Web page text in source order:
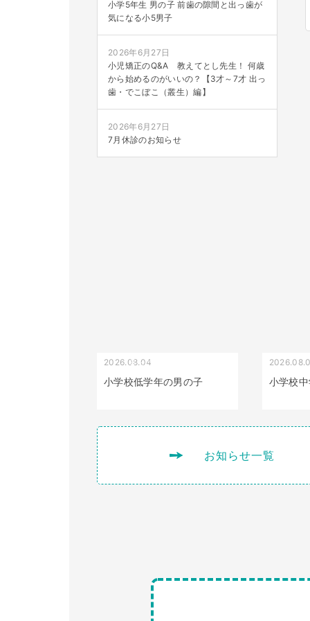
小学5年生 男の子 前歯の隙間と出っ歯が
気になる小5男子
2026年6月27日
小児矯正のQ&A 教えてとし先生！ 何歳
から始めるのがいいの？【3才～7才 出っ
歯・でこぼこ（叢生）編】
2026年6月27日
7月休診のお知らせ
受け口（しゃくれている）
2026.08.04
小学校低学年の男の子 小学校
お知らせ一覧